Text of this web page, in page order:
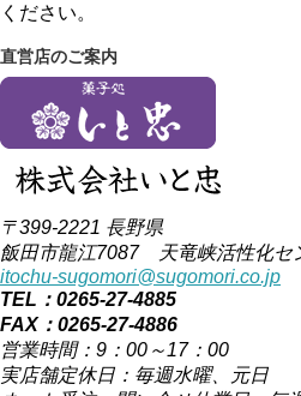
ください。
直営店のご案内
〒399-2221 長野県
飯田市龍江7087 天竜峡活性化セ
itochu-sugomori@sugomori.co.jp
TEL：0265-27-4885
FAX：0265-27-4886
営業時間：9：00～17：00
実店舗定休日：毎週水曜、元日